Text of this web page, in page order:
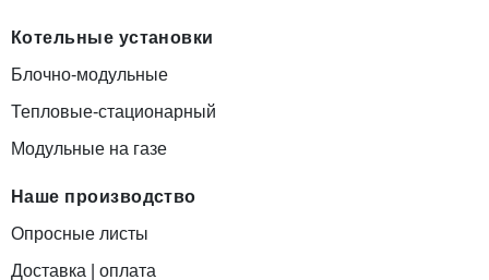
Котельные установки
Блочно-модульные
Тепловые-стационарный
Модульные на газе
Наше производство
Опросные листы
Доставка | оплата